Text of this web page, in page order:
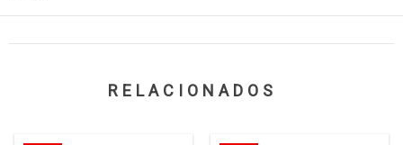
RELACIONADOS